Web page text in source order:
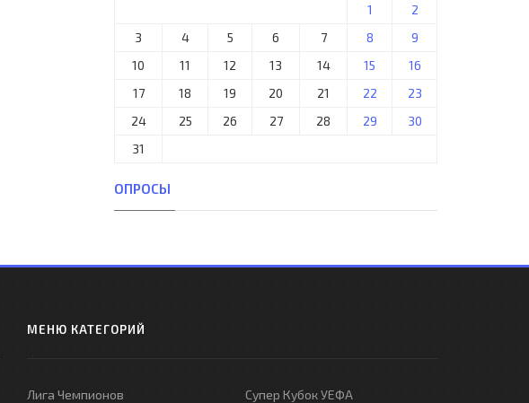
1
2
3
4 5 6 7 8
9
10
11 12 13 14 15
16
17
18 19 20 21 22
23
24
25 26 27 28 29
30
31
ОПРОСЫ
МЕНЮ КАТЕГОРИЙ
Лига Чемпионов
Супер Кубок УЕФА